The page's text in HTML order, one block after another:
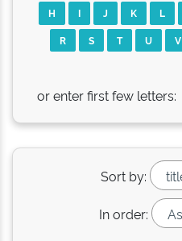
H
I J K L
R
S T U V
or enter first few letters:
Sort by:
In order: